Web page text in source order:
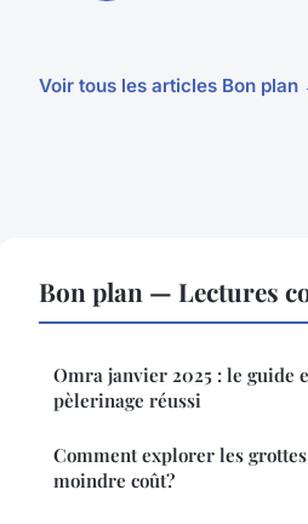
Voir tous les articles Bon plan
Bon plan — Lectures
Omra janvier 2025 : le guide
pèlerinage réussi
Comment explorer les
moindre coût?